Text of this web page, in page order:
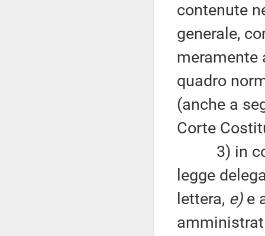
contenute
generale,
meramente
quadro
(anche a
Corte
3) in
legge
lettera, e)e